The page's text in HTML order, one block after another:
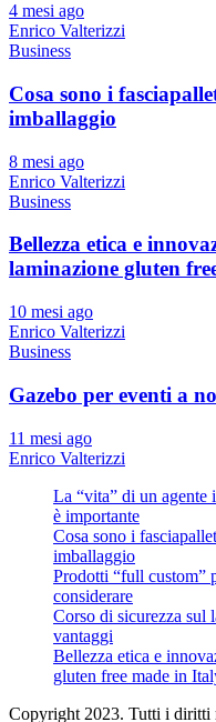
4 mesi ago
Enrico Valterizzi
Business
Cosa sono i
imballaggio
8 mesi ago
Enrico Valterizzi
Business
Bellezza etica e
laminazione gluten
10 mesi ago
Enrico Valterizzi
Business
Gazebo per eventi a
11 mesi ago
Enrico Valterizzi
La “vita” di un agente
è importante
Cosa sono i
imballaggio
Prodotti “full custom”
considerare
Corso di sicurezza sul
vantaggi
Bellezza etica e
gluten free made in
Copyright 2023. Tutti i diritti